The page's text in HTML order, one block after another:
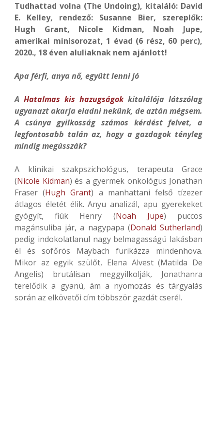
Tudhattad volna (The Undoing), kitaláló: David
E. Kelley, rendező: Susanne Bier, szereplők:
Hugh Grant, Nicole Kidman, Noah Jupe,
amerikai minisorozat, 1 évad (6 rész, 60 perc),
2020., 18 éven aluliaknak nem ajánlott!
Apa férfi, anya nő, együtt lenni jó
A Hatalmas kis hazugságokkitalálója látszólag
ugyanazt akarja eladni nekünk, de aztán mégsem.
A csúnya gyilkosság számos kérdést felvet, a
legfontosabb talán az, hogy a gazdagok tényleg
mindig megússzák?
A klinikai szakpszichológus, terapeuta Grace
(Nicole Kidman) és a gyermek onkológus Jonathan
Fraser (Hugh Grant) a manhattani felső tízezer
átlagos életét élik. Anyu analizál, apu gyerekeket
gyógyít, fiúk Henry (Noah Jupe) puccos
magánsuliba jár, a nagypapa (Donald Sutherland)
pedig indokolatlanul nagy belmagasságú lakásban
él és sofőrös Maybach furikázza mindenhova.
Mikor az egyik szülőt, Elena Alvest (Matilda De
Angelis) brutálisan meggyilkolják, Jonathanra
terelődik a gyanú, ám a nyomozás és tárgyalás
során az elkövetői cím többször gazdát cserél.